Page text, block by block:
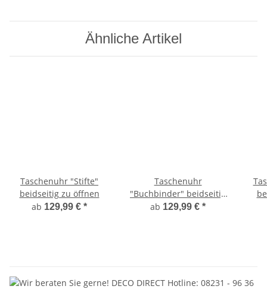
Ähnliche Artikel
Taschenuhr "Stifte"
beidseitig zu öffnen
ab 129,99 € *
Taschenuhr
"Buchbinder" beidseitig
zu öffnen
ab 129,99 € *